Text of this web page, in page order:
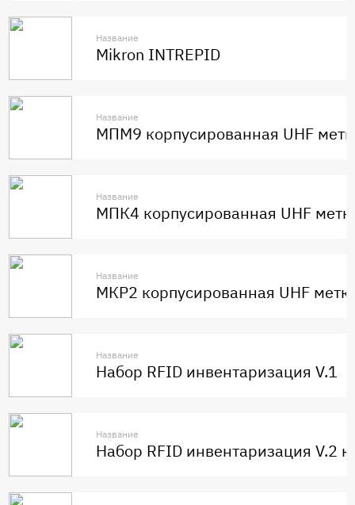
Название
Mikron INTREPID
Название
МПМ9 корпусированная UHF
Название
МПК4 корпусированная UHF
Название
МКР2 корпусированная UHF
Название
Набор RFID инвентаризация V.1
Название
Набор RFID инвентаризация V.2